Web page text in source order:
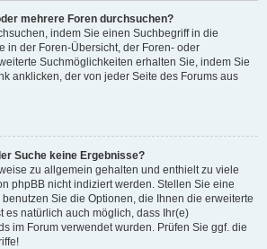
mehrere Foren durchsuchen?
indem Sie einen Suchbegriff in die
in der Foren-Übersicht, der Foren- oder
Suchmöglichkeiten erhalten Sie, indem Sie
anklicken, der von jeder Seite des Forums aus
Suche keine Ergebnisse?
zu allgemein gehalten und enthielt zu viele
phpBB nicht indiziert werden. Stellen Sie eine
Sie die Optionen, die Ihnen die erweiterte
es natürlich auch möglich, dass Ihr(e)
im Forum verwendet wurden. Prüfen Sie ggf. die